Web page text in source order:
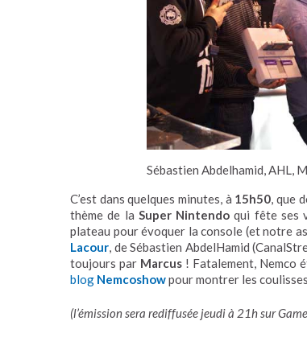
Sébastien Abdelhamid, AHL,
C’est dans quelques minutes, à 15h50, que
thème de la Super Nintendo qui fête ses
plateau pour évoquer la console (et notre
Lacour, de Sébastien AbdelHamid
toujours par Marcus! Fatalement, Nemco
blog Nemcoshowpour montrer les
(l’émission sera rediffusée jeudi à 21h sur